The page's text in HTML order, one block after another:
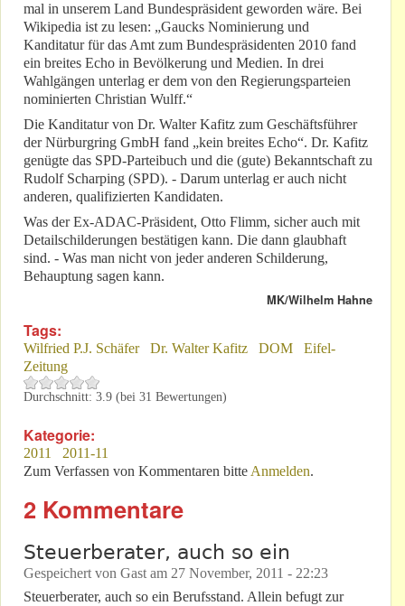
mal in unserem Land Bundespräsident geworden wäre. Bei
Wikipedia ist zu lesen: „Gaucks Nominierung und
Kanditatur für das Amt zum Bundespräsidenten 2010 fand
ein breites Echo in Bevölkerung und Medien. In drei
Wahlgängen unterlag er dem von den Regierungsparteien
nominierten Christian Wulff.“
Die Kanditatur von Dr. Walter Kafitz zum Geschäftsführer
der Nürburgring GmbH fand „kein breites Echo“. Dr. Kafitz
genügte das SPD-Parteibuch und die (gute) Bekanntschaft zu
Rudolf Scharping (SPD). - Darum unterlag er auch nicht
anderen, qualifizierten Kandidaten.
Was der Ex-ADAC-Präsident, Otto Flimm, sicher auch mit
Detailschilderungen bestätigen kann. Die dann glaubhaft
sind. - Was man nicht von jeder anderen Schilderung,
Behauptung sagen kann.
MK/Wilhelm Hahne
Tags:
Wilfried P.J. Schäfer Dr. Walter Kafitz DOM
Eifel-
Zeitung
Durchschnitt: 3.9 (bei 31 Bewertungen)
Kategorie:
2011
2011-11
Zum Verfassen von Kommentaren bitte Anmelden.
2 Kommentare
Steuerberater, auch so ein
Gespeichert von Gast am 27 November, 2011 - 22:23
Steuerberater, auch so ein Berufsstand. Allein befugt zur